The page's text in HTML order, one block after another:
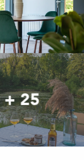
+ 25